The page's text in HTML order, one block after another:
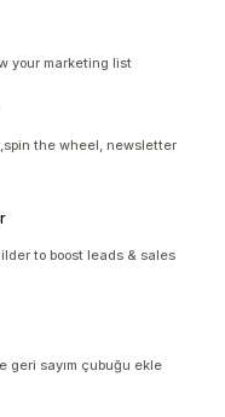
your marketing list
the wheel, newsletter
to boost leads & sales
geri sayım çubuğu ekle